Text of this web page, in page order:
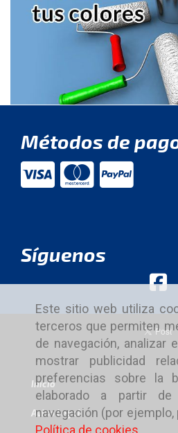
Este sitio web utiliza
terceros que permiten
de navegación, analizar
mostrar publicidad
preferencias sobre la
elaborado a partir
navegación (por ejemplo,
Política de cookies
Métodos de
Síguenos
Inicio
Aviso Legal